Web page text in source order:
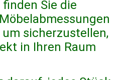
Sie die
um sicherzustellen,
in Ihren Raum